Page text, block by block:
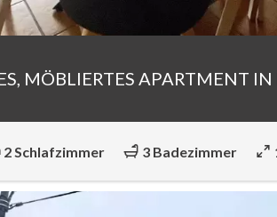
MÖBLIERTES APARTMENT IN
2 Schlafzimmer 3 Badezimmer